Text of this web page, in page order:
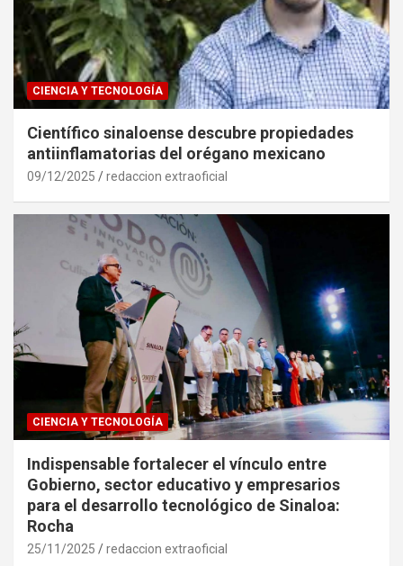
CIENCIA Y TECNOLOGÍA
Científico sinaloense descubre propiedades
antiinflamatorias del orégano mexicano
09/12/2025 redaccion extraoficial
CIENCIA Y TECNOLOGÍA
Indispensable fortalecer el vínculo entre
Gobierno, sector educativo y empresarios
para el desarrollo tecnológico de Sinaloa:
Rocha
25/11/2025 redaccion extraoficial